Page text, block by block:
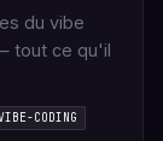
du vibe
tout ce qu'il
CODING